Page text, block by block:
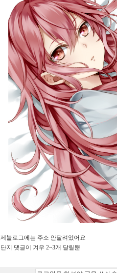
제블로그에는 주소 안달려있어요
단지 댓글이 겨우 2~3개 달릴뿐